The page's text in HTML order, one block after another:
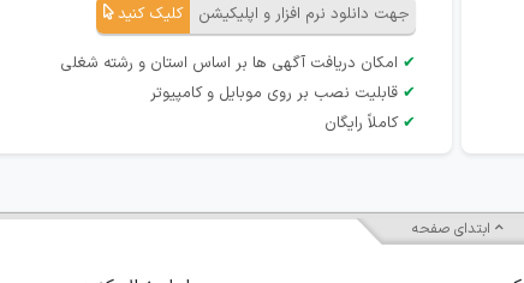
جهت دانلود نرم افزار و اپلیکیشن کلیک کنید
✔ امکان دریافت آگهی ها بر اساس استان و رشته شغلی
✔ قابلیت نصب بر روی موبایل و کامپیوتر
✔ کاملاً رایگان
ابتدای صفحه